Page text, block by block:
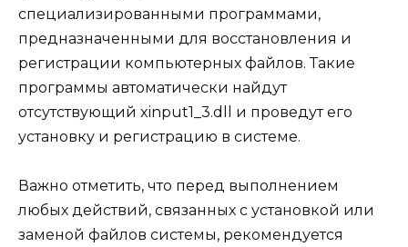
специализированными программами,
предназначенными для восстановления и
регистрации компьютерных файлов. Такие
программы автоматически найдут
отсутствующий xinput1_3.dll и проведут его
установку и регистрацию в системе.
Важно отметить, что перед выполнением
любых действий, связанных с установкой или
заменой файлов системы, рекомендуется